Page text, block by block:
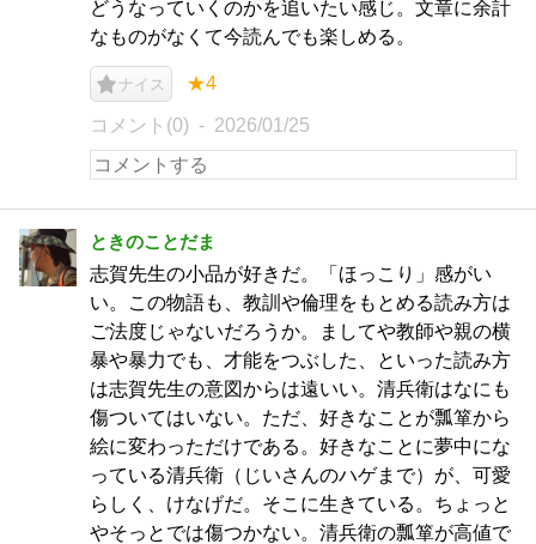
どうなっていくのかを追いたい感じ。文章に余計
なものがなくて今読んでも楽しめる。
ナイス ★4
コメント(0) 2026/01/25
ときのことだま
志賀先生の小品が好きだ。「ほっこり」感がい
い。この物語も、教訓や倫理をもとめる読み方は
ご法度じゃないだろうか。ましてや教師や親の横
暴や暴力でも、才能をつぶした、といった読み方
は志賀先生の意図からは遠いい。清兵衛はなにも
傷ついてはいない。ただ、好きなことが瓢箪から
絵に変わっただけである。好きなことに夢中にな
っている清兵衛（じいさんのハゲまで）が、可愛
らしく、けなげだ。そこに生きている。ちょっと
やそっとでは傷つかない。清兵衛の瓢箪が高値で